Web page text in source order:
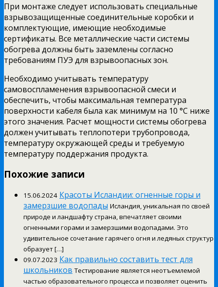
При монтаже следует использовать специальные
взрывозащищенные соединительные коробки и
комплектующие, имеющие необходимые
сертификаты. Все металлические части системы
обогрева должны быть заземлены согласно
требованиям ПУЭ для взрывоопасных зон.
Необходимо учитывать температуру
самовоспламенения взрывоопасной смеси и
обеспечить, чтобы максимальная температура
поверхности кабеля была как минимум на 10 °C ниже
этого значения. Расчет мощности системы обогрева
должен учитывать теплопотери трубопровода,
температуру окружающей среды и требуемую
температуру поддержания продукта.
Похожие записи
15.06.2024 Красоты Исландии: огненные горы и
замерзшие водопады Исландия, уникальная по своей
природе и ландшафту страна, впечатляет своими
огненными горами и замерзшими водопадами. Это
удивительное сочетание гарячего огня и ледяных структур
образует […]
09.07.2023 Как правильно составить тест для
школьников Тестирование является неотъемлемой
частью образовательного процесса и позволяет оценить